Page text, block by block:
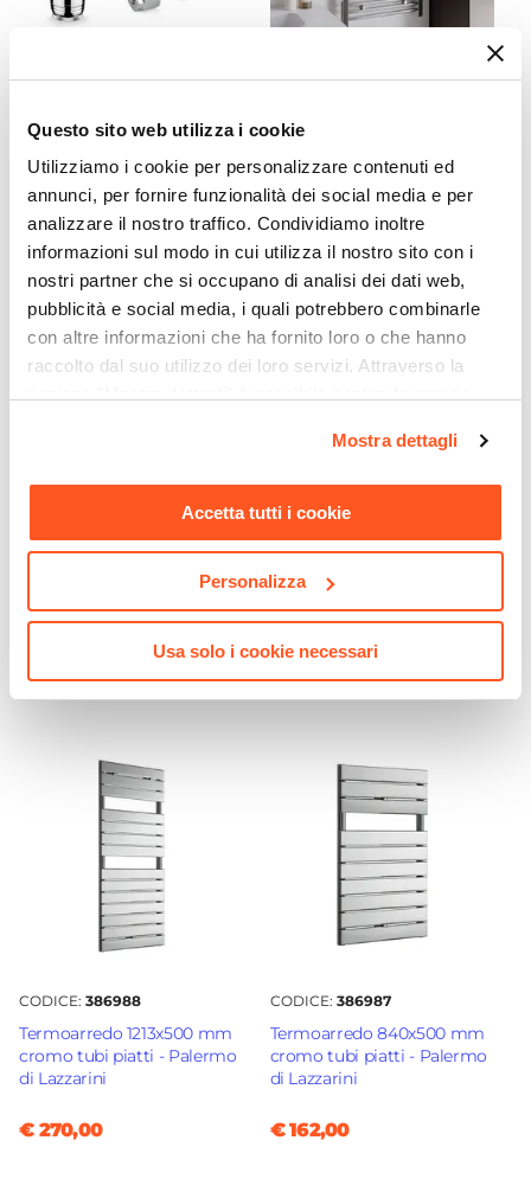
Questo sito web utilizza i cookie
Utilizziamo i cookie per personalizzare contenuti ed
annunci, per fornire funzionalità dei social media e per
analizzare il nostro traffico. Condividiamo inoltre
informazioni sul modo in cui utilizza il nostro sito con i
nostri partner che si occupano di analisi dei dati web,
pubblicità e social media, i quali potrebbero combinarle
con altre informazioni che ha fornito loro o che hanno
raccolto dal suo utilizzo dei loro servizi. Attraverso la
momento. Per maggiori informazioni si invita a leggere la
Mostra dettagli
Accetta tutti i cookie
Personalizza
Usa solo i cookie necessari
detentore con attacchi
1/2"x1/2" e raccordi
multistrato 16x2,25
€ 55,00
1120x550 cromato interasse
€ 77,99
CODICE:6855C
Termoarredo scaldasalviette
500 mm - Alpina
€ 58,00
CODICE:MLF17-C
Termoarredo a tubo piatto
Melfi
€ 284,00
CODICE: 386988
Termoarredo 1213x500 mm
cromo tubi piatti - Palermo
di Lazzarini
€ 270,00
CODICE: 386987
Termoarredo 840x500 mm
cromo tubi piatti - Palermo
di Lazzarini
€ 162,00